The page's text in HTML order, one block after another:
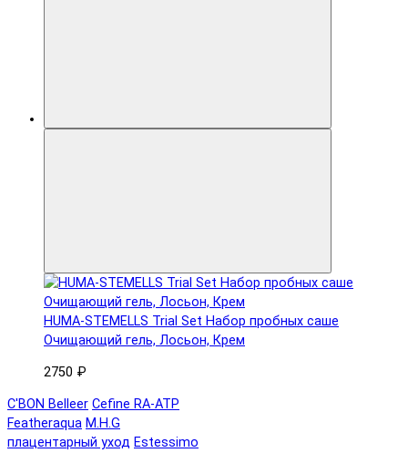
HUMA-STEMELLS Trial Set Набор пробных саше
Очищающий гель, Лосьон, Крем
2750 ₽
C'BON Belleer Cefine RA-ATP
Featheraqua M.H.G
плацентарный уход Estessimo